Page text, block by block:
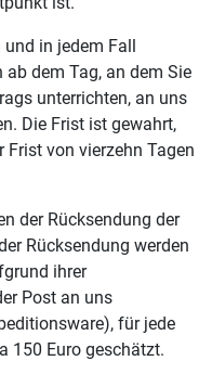
und in jedem Fall
dem Tag, an dem Sie
unterrichten, an uns
Die Frist ist gewahrt,
Frist von vierzehn Tagen
der Rücksendung der
Rücksendung werden
ihrer
Post an uns
für jede
150 Euro geschätzt.